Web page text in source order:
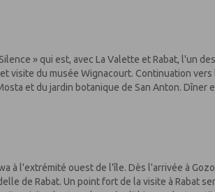
» qui est, avec La Valette et Rabat, l'un
visite du musée Wignacourt. Continuation
et du jardin botanique de San Anton. Dîner
à l'extrémité ouest de l'île. Dès l'arrivée à
de Rabat. Un point fort de la visite à Rabat